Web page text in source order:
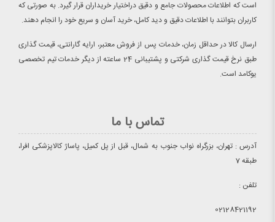
است که اطلاعات محصولات جامع و دقیق دراختیار خریداران قرار گیرد. به صورتی که
کاربران بتوانند با اطلاعات دقیق و دید کامل، خرید آسان و سریع خود را انجام دهند.
ارسال کالا در حداقل زمان، خدمات پس از فروش معتبر، ارایه گارانتی، قیمت گذاری
طبق نرخ قیمت گذاری شرکتی و پشتیبانی 24 ساعته از دیگر خدمات تیم تخصصی
یوکامد است.
تماس با ما
آدرس : تهران، بزرگراه نواب جنوب به شمال، قبل از پل کمیل، پاساژ کالاپزشکی افرا،
طبقه 7
تلفن :
02128421192